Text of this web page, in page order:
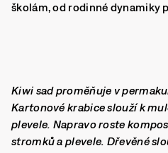
školám, od rodinné dynamiky
Kiwi sad proměňuje v
Kartonové krabice slouží k
plevele. Napravo roste
stromků a plevele. Dřevěné